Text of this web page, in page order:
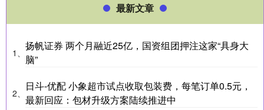
最新文章
1、
扬帆证券 两个月融近25亿，国资组团押注这家“具身大
脑”
2、
日斗-优配 小象超市试点收取包装费，每笔订单0.5元，
最新回应：包材升级方案陆续推进中